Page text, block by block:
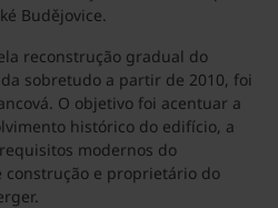
Budějovice.
reconstrução gradual do
sobretudo a partir de 2010, foi
O objetivo foi acentuar a
histórico do edifício, a
modernos do
e proprietário do